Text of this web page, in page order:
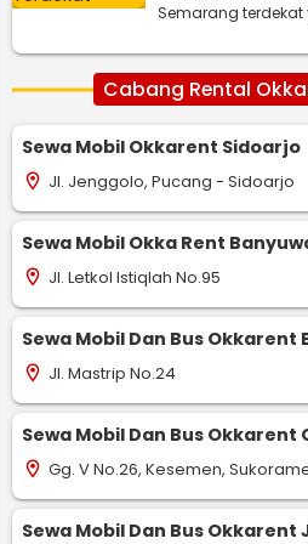
Semarang
Cabang Rental
Sewa Mobil Okkarent Sidoarjo
location_on Jl. Jenggolo, Pucang - Sidoarjo
Sewa Mobil Okka Rent
location_on Jl. Letkol Istiqlah No.95
Sewa Mobil Dan Bus Okkarent
location_on Jl. Mastrip No.24
Sewa Mobil Dan Bus Okkarent
location_on Gg. V No.26, Kesemen,
Sewa Mobil Dan Bus Okkarent